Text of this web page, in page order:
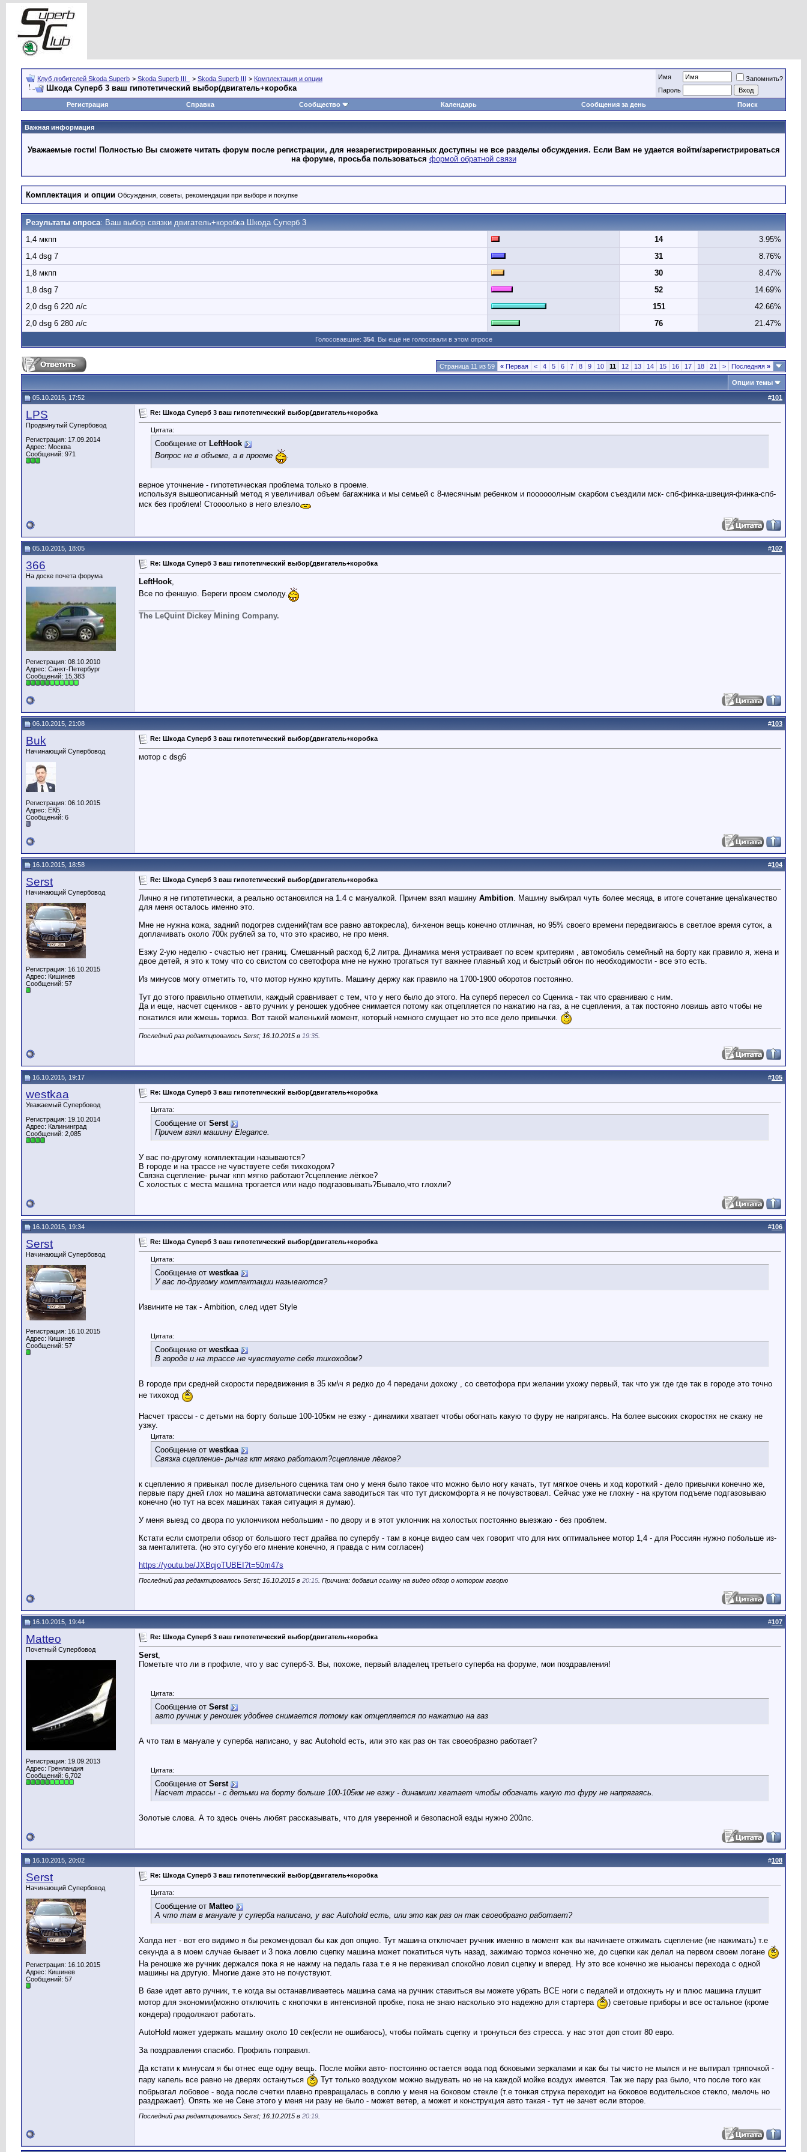
Клуб любителей Skoda Superb > Skoda Superb III_ > Skoda Superb III > Комплектация и опции
Шкода Суперб 3 ваш гипотетический выбор(двигатель+коробка
Имя
Запомнить?
Пароль
Регистрация
Справка Сообщество Календарь Сообщения за день Поиск
Важная информация
Уважаемые гости! Полностью Вы сможете читать форум после регистрации, для незарегистрированных доступны не все разделы обсуждения. Если Вам не удается войти/зарегистрироваться
на форуме, просьба пользоваться формой обратной связи
Комплектация и опции Обсуждения, советы, рекомендации при выборе и покупке
Результаты опроса: Ваш выбор связки двигатель+коробка Шкода Суперб 3
1,4 мкпп
14
3.95%
1,4 dsg 7
31
8.76%
1,8 мкпп
30
8.47%
1,8 dsg 7
52
14.69%
2,0 dsg 6 220 л/с
151
42.66%
2,0 dsg 6 280 л/с
76 21.47%
Голосовавшие: 354. Вы ещё не голосовали в этом опросе
Страница 11 из 59 « Первая < 4 5 6 7 8 9 10 11 12 13 14 15 16 17 18 21 > Последняя »
Опции темы
05.10.2015, 17:52 #101
LPS
Продвинутый Супербовод
Регистрация: 17.09.2014
Адрес: Москва
Сообщений: 971
Re: Шкода Суперб 3 ваш гипотетический выбор(двигатель+коробка
Цитата:
Сообщение от LeftHook
Вопрос не в объеме, а в проеме
.
верное уточнение - гипотетическая проблема только в проеме.
используя вышеописанный метод я увеличивал объем багажника и мы семьей с 8-месячным ребенком и поооооолным скарбом съездили мск- спб-финка-швеция-финка-спб-
мск без проблем! Стоооолько в него влезло
05.10.2015, 18:05 #102
366
На доске почета форума
Регистрация: 08.10.2010
Адрес: Санкт-Петербург
Сообщений: 15,383
Re: Шкода Суперб 3 ваш гипотетический выбор(двигатель+коробка
LeftHook,
Все по феншую. Береги проем смолоду.
The LeQuint Dickey Mining Company.
06.10.2015, 21:08 #103
Buk
Начинающий Супербовод
Регистрация: 06.10.2015
Адрес: ЕКБ
Сообщений: 6
Re: Шкода Суперб 3 ваш гипотетический выбор(двигатель+коробка
мотор с dsg6
16.10.2015, 18:58 #104
Serst
Начинающий Супербовод
Регистрация: 16.10.2015
Адрес: Кишинев
Сообщений: 57
Re: Шкода Суперб 3 ваш гипотетический выбор(двигатель+коробка
Лично я не гипотетически, а реально остановился на 1.4 с мануалкой. Причем взял машину Ambition. Машину выбирал чуть более месяца, в итоге сочетание цена\качество
для меня осталось именно это.
Мне не нужна кожа, задний подогрев сидений(там все равно автокресла), би-хенон вещь конечно отличная, но 95% своего времени передвигаюсь в светлое время суток, а
доплачивать около 700к рублей за то, что это красиво, не про меня.
Езжу 2-ую неделю - счастью нет границ. Смешанный расход 6,2 литра. Динамика меня устраивает по всем критериям , автомобиль семейный на борту как правило я, жена и
двое детей, я это к тому что со свистом со светофора мне не нужно трогаться тут важнее плавный ход и быстрый обгон по необходимости - все это есть.
Из минусов могу отметить то, что мотор нужно крутить. Машину держу как правило на 1700-1900 оборотов постоянно.
Тут до этого правильно отметили, каждый сравнивает с тем, что у него было до этого. На суперб пересел со Сценика - так что сравниваю с ним.
Да и еще, насчет сцеников - авто ручник у реношек удобнее снимается потому как отцепляется по нажатию на газ, а не сцепления, а так постояно ловишь авто чтобы не
покатился или жмешь тормоз. Вот такой маленький момент, который немного смущает но это все дело привычки.
Последний раз редактировалось Serst; 16.10.2015 в 19:35
16.10.2015, 19:17 #105
westkaa
Уважаемый Супербовод
Регистрация: 19.10.2014
Адрес: Калининград
Сообщений: 2,085
Re: Шкода Суперб 3 ваш гипотетический выбор(двигатель+коробка
Цитата:
Сообщение от Serst
Причем взял машину Elegance.
У вас по-другому комплектации называются?
В городе и на трассе не чувствуете себя тихоходом?
Связка сцепление- рычаг кпп мягко работают?сцепление лёгкое?
С холостых с места машина трогается или надо подгазовывать?Бывало,что глохли?
16.10.2015, 19:34 #106
Serst
Начинающий Супербовод
Регистрация: 16.10.2015
Адрес: Кишинев
Сообщений: 57
Re: Шкода Суперб 3 ваш гипотетический выбор(двигатель+коробка
Цитата:
Сообщение от westkaa
У вас по-другому комплектации называются?
Извините не так - Ambition, след идет Style
Цитата:
Сообщение от westkaa
В городе и на трассе не чувствуете себя тихоходом?
В городе при средней скорости передвижения в 35 км\ч я редко до 4 передачи дохожу , со светофора при желании ухожу первый, так что уж где где так в городе это точно
не тихоход
Насчет трассы - с детьми на борту больше 100-105км не езжу - динамики хватает чтобы обогнать какую то фуру не напрягаясь. На более высоких скоростях не скажу не
узжу.
Цитата:
Сообщение от westkaa
Связка сцепление- рычаг кпп мягко работают?сцепление лёгкое?
к сцеплению я привыкал после дизельного сценика там оно у меня было такое что можно было ногу качать, тут мягкое очень и ход короткий - дело привычки конечно же,
первые пару дней глох но машина автоматически сама заводиться так что тут дискомфорта я не почувствовал. Сейчас уже не глохну - на крутом подъеме подгазовываю
конечно (но тут на всех машинах такая ситуация я думаю).
У меня выезд со двора по уклончиком небольшим - по двору и в этот уклончик на холостых постоянно выезжаю - без проблем.
Кстати если смотрели обзор от большого тест драйва по супербу - там в конце видео сам чех говорит что для них оптимальнее мотор 1,4 - для Россиян нужно побольше из-
за менталитета. (но это сугубо его мнение конечно, я правда с ним согласен)
https://youtu.be/JXBqjoTUBEI?t=50m47s
Последний раз редактировалось Serst; 16.10.2015 в 20:15 . Причина: добавил ссылку на видео обзор о котором говорю
16.10.2015, 19:44 #107
Matteo
Почетный Супербовод
Регистрация: 19.09.2013
Адрес: Гренландия
Сообщений: 6,702
Re: Шкода Суперб 3 ваш гипотетический выбор(двигатель+коробка
Serst,
Пометьте что ли в профиле, что у вас суперб-3. Вы, похоже, первый владелец третьего суперба на форуме, мои поздравления!
Цитата:
Сообщение от Serst
авто ручник у реношек удобнее снимается потому как отцепляется по нажатию на газ
А что там в мануале у суперба написано, у вас Autohold есть, или это как раз он так своеобразно работает?
Цитата:
Сообщение от Serst
Насчет трассы - с детьми на борту больше 100-105км не езжу - динамики хватает чтобы обогнать какую то фуру не напрягаясь.
Золотые слова. А то здесь очень любят рассказывать, что для уверенной и безопасной езды нужно 200лс.
16.10.2015, 20:02 #108
Serst
Начинающий Супербовод
Регистрация: 16.10.2015
Адрес: Кишинев
Сообщений: 57
Re: Шкода Суперб 3 ваш гипотетический выбор(двигатель+коробка
Цитата:
Сообщение от Matteo
А что там в мануале у суперба написано, у вас Autohold есть, или это как раз он так своеобразно работает?
Холда нет - вот его видимо я бы рекомендовал бы как доп опцию. Тут машина отключает ручник именно в момент как вы начинаете отжимать сцепление (не нажимать) т.е
секунда а в моем случае бывает и 3 пока ловлю сцепку машина может покатиться чуть назад, зажимаю тормоз конечно же, до сцепки как делал на первом своем логане
На реношке же ручник держался пока я не нажму на педаль газа т.е я не переживал спокойно ловил сцепку и вперед. Ну это все конечно же ньюансы перехода с одной
машины на другую. Многие даже это не почуствуют.
В базе идет авто ручник, т.е когда вы останавливаетесь машина сама на ручник ставиться вы можете убрать ВСЕ ноги с педалей и отдохнуть ну и плюс машина глушит
мотор для экономии(можно отключить с кнопочки в интенсивной пробке, пока не знаю насколько это надежно для стартера
) световые приборы и все остальное (кроме
кондера) продолжают работать.
AutoHold может удержать машину около 10 сек(если не ошибаюсь), чтобы поймать сцепку и тронуться без стресса. у нас этот доп стоит 80 евро.
За поздравления спасибо. Профиль поправил.
Да кстати к минусам я бы отнес еще одну вещь. После мойки авто- постоянно остается вода под боковыми зеркалами и как бы ты чисто не мылся и не вытирал тряпочкой -
пару капель все равно не дверях остануться
Тут только воздухом можно выдувать но не на каждой мойке воздух имеется. Так же пару раз было, что после того как
побрызгал лобовое - вода после счетки плавно превращалась в соплю у меня на боковом стекле (т.е тонкая струка переходит на боковое водительское стекло, мелочь но
раздражает). Опять же не Сене этого у меня ни разу не было - может ветер, а может и конструкция авто такая - тут не зачет если второе.
Последний раз редактировалось Serst; 16.10.2015 в 20:19